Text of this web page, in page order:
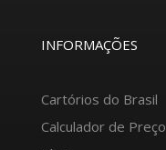
INFORMAÇÕES
Cartórios do Brasil
Calculador de Preço